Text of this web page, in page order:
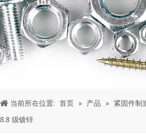
当前所在位置: 首页 » 产品 » 紧固件制
8.8 级镀锌